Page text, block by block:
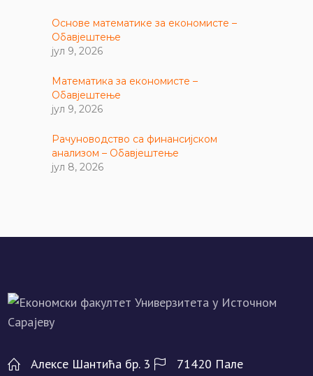
Основе математике за економисте –
Обавјештење
јул 9, 2026
Математика за економисте –
Обавјештење
јул 9, 2026
Рачуноводство са финансијском
анализом – Обавјештење
јул 8, 2026
Алeксe Шантића бр. 3
71420 Палe